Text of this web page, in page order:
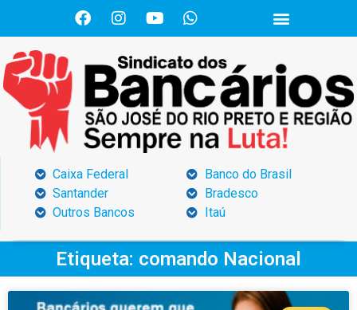
Caixa Federal
Santander
Outros Bancos
Banco do Brasil
Bradesco
Itaú
Etiqueta: comando Nacional